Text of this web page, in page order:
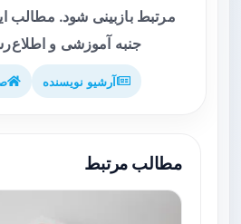
مرتبط بازبینی شود. مطالب
جنبه آموزشی و
آرشیو نویسنده
مطالب مرتبط